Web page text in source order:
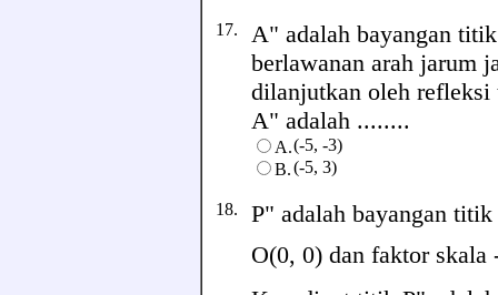
17. A" adalah bayangan
berlawanan arah jarum
dilanjutkan oleh
A" adalah ........
A.(-5, -3)
B.(-5, 3)
18. P" adalah bayangan
O(0, 0) dan faktor